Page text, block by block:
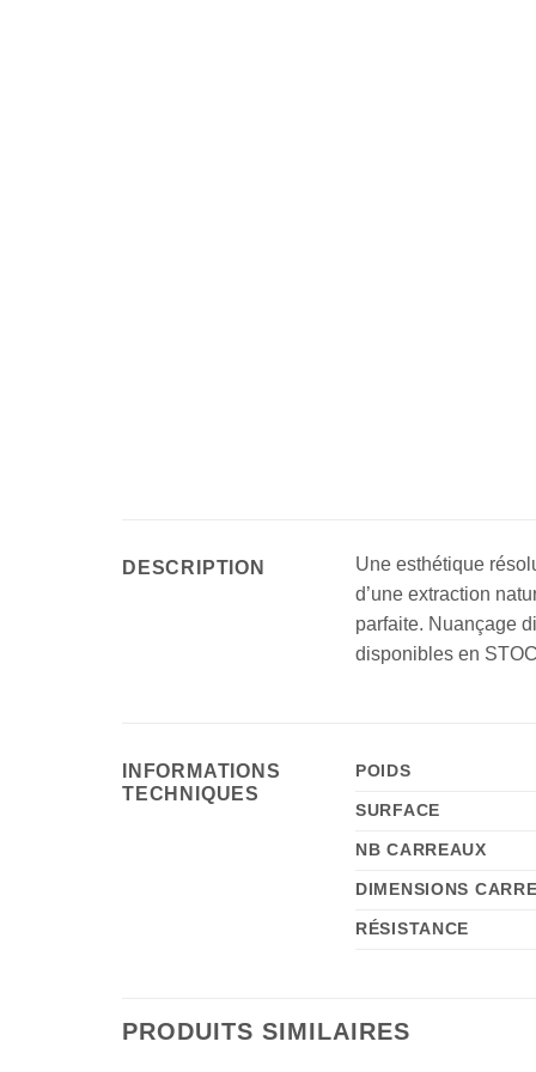
DESCRIPTION
Une esthétique
d’une extraction
parfaite. Nuançage
disponibles en
INFORMATIONS
TECHNIQUES
POIDS
SURFACE
NB CARREAUX
DIMENSIONS
RÉSISTANCE
PRODUITS SIMILAIRES